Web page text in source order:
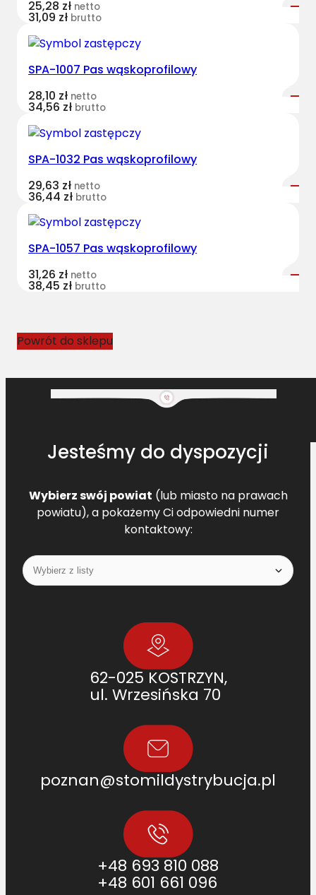
25,28 zł netto
31,09 zł brutto
SPA-1007 Pas wąskoprofilowy
28,10 zł netto
34,56 zł brutto
SPA-1032 Pas wąskoprofilowy
29,63 zł netto
36,44 zł brutto
SPA-1057 Pas wąskoprofilowy
31,26 zł netto
38,45 zł brutto
Powrót do sklepu
Jesteśmy do dyspozycji
Wybierz swój powiat (lub miasto na prawach
powiatu), a pokażemy Ci odpowiedni numer
kontaktowy:
62-025 KOSTRZYN,
ul. Wrzesińska 70
poznan@stomildystrybucja.pl
+48 693 810 088
+48 601 661 096